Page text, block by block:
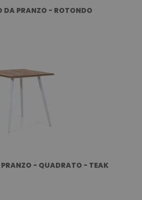
DA PRANZO - ROTONDO
- QUADRATO - TEAK